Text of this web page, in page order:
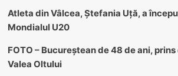
Atleta din Vâlcea, Ștefania Uță, a
Mondialul U20
FOTO – Bucureștean de 48 de ani,
Valea Oltului